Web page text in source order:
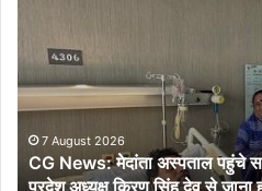
अस्पताल
पहुंचे
सांसद
बृजमोहन
अग्रवाल,
BJP
प्रदेश
7 August 2026
CG News: मेदांता अस्पताल पहुंचे